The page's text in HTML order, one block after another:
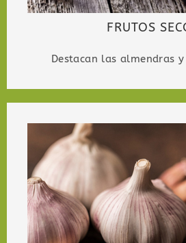
FRUTOS
Destacan las almendras